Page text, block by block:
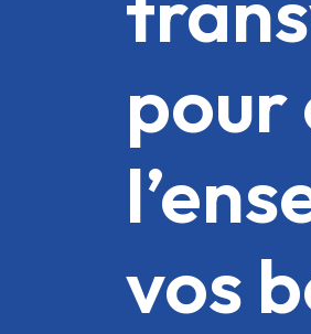
pour
vos